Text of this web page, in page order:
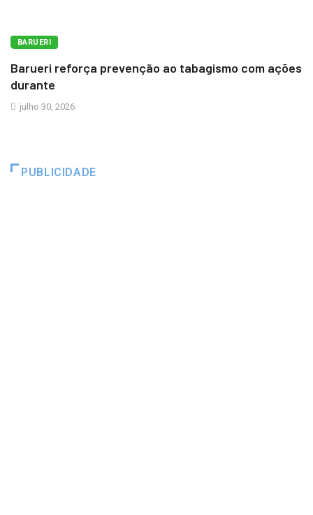
BARUERI
Barueri reforça prevenção ao tabagismo com ações
durante
julho 30, 2026
PUBLICIDADE